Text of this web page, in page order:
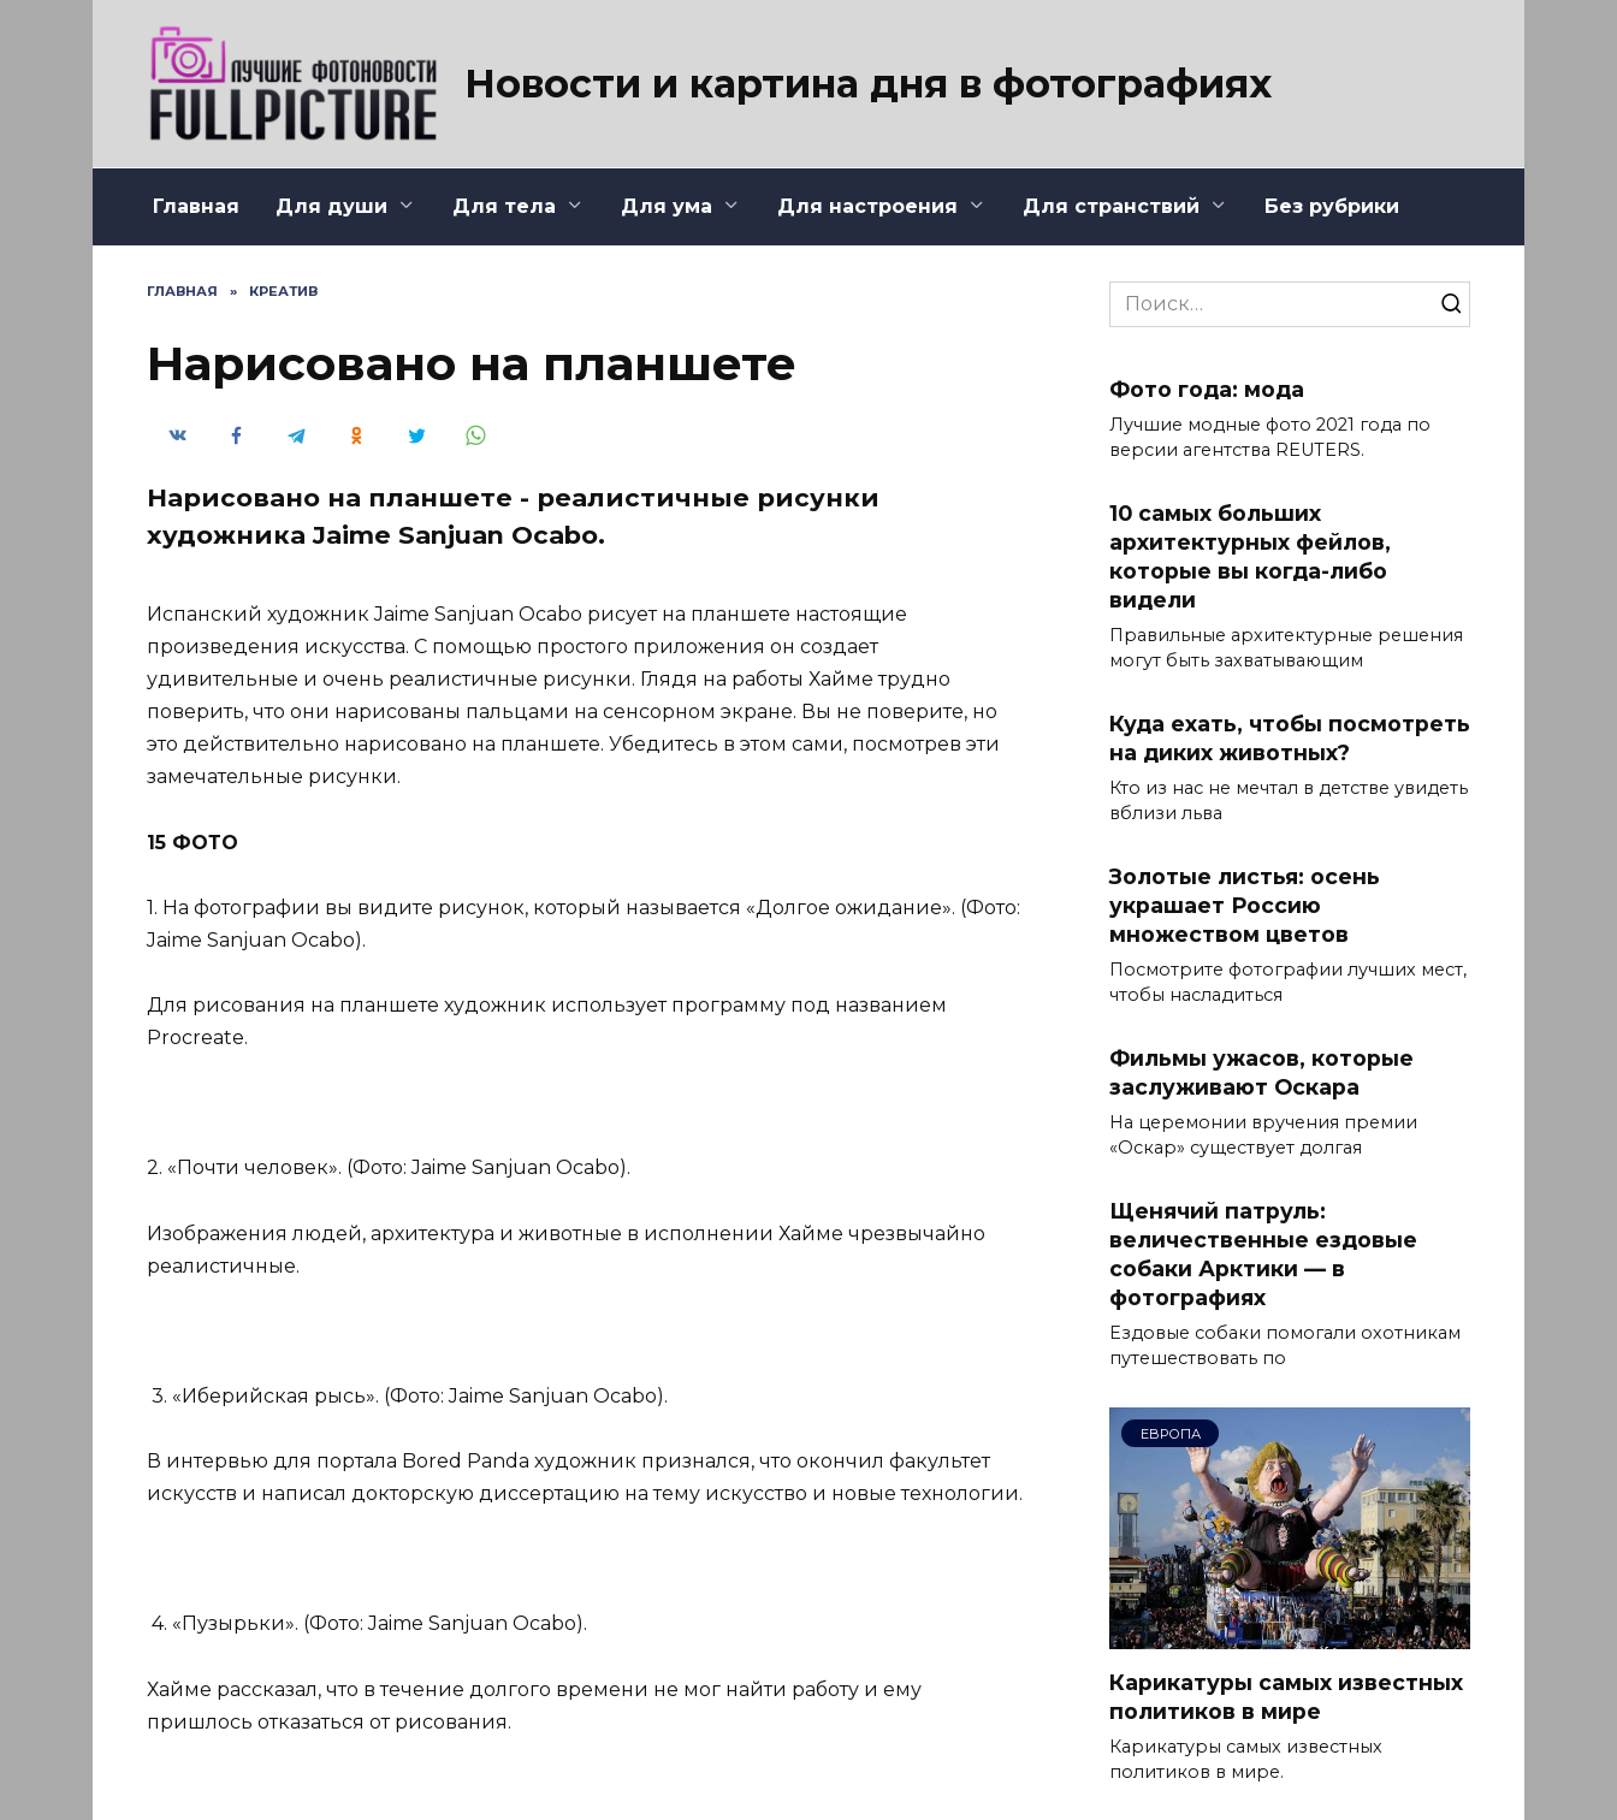
Новости и картина дня в фотографиях
Главная Для души Для тела Для ума Для настроения Для странствий Без рубрики
ГЛАВНАЯ » КРЕАТИВ
Нарисовано на планшете
Нарисовано на планшете - реалистичные рисунки
художника Jaime Sanjuan Ocabo.
Испанский художник Jaime Sanjuan Ocabo рисует на планшете настоящие
произведения искусства. С помощью простого приложения он создает
удивительные и очень реалистичные рисунки. Глядя на работы Хайме трудно
поверить, что они нарисованы пальцами на сенсорном экране. Вы не поверите, но
это действительно нарисовано на планшете. Убедитесь в этом сами, посмотрев эти
замечательные рисунки.
15 ФОТО
1. На фотографии вы видите рисунок, который называется «Долгое ожидание». (Фото:
Jaime Sanjuan Ocabo).
Для рисования на планшете художник использует программу под названием
Procreate.
2. «Почти человек». (Фото: Jaime Sanjuan Ocabo).
Изображения людей, архитектура и животные в исполнении Хайме чрезвычайно
реалистичные.
3. «Иберийская рысь». (Фото: Jaime Sanjuan Ocabo).
В интервью для портала Bored Panda художник признался, что окончил факультет
искусств и написал докторскую диссертацию на тему искусство и новые технологии.
4. «Пузырьки». (Фото: Jaime Sanjuan Ocabo).
Хайме рассказал, что в течение долгого времени не мог найти работу и ему
пришлось отказаться от рисования.
Search
for:
Фото года: мода
Лучшие модные фото 2021 года по
версии агентства REUTERS.
10 самых больших
архитектурных фейлов,
которые вы когда-либо
видели
Правильные архитектурные решения
могут быть захватывающим
Куда ехать, чтобы посмотреть
на диких животных?
Кто из нас не мечтал в детстве увидеть
вблизи льва
Золотые листья: осень
украшает Россию
множеством цветов
Посмотрите фотографии лучших мест,
чтобы насладиться
Фильмы ужасов, которые
заслуживают Оскара
На церемонии вручения премии
«Оскар» существует долгая
Щенячий патруль:
величественные ездовые
собаки Арктики — в
фотографиях
Ездовые собаки помогали охотникам
путешествовать по
ЕВРОПА
Карикатуры самых известных
политиков в мире
Карикатуры самых известных
политиков в мире.